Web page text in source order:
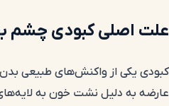
علت اصلی کبودی چشم
کبودی یکی از واکنش‌های طبیعی
عارضه به دلیل نشت خون به